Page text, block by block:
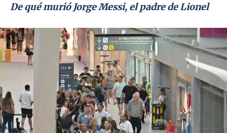
De qué murió Jorge Messi, el padre de Lionel